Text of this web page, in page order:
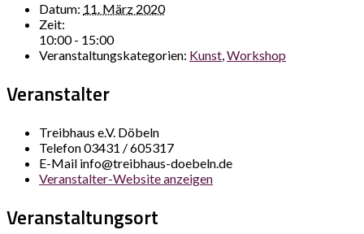
Datum: 11. März 2020
Zeit:
10:00 - 15:00
Veranstaltungskategorien: Kunst,Workshop
Veranstalter
Treibhaus e.V. Döbeln
Telefon03431 / 605317
E-Mail info@treibhaus-doebeln.de
Veranstalter-Website anzeigen
Veranstaltungsort